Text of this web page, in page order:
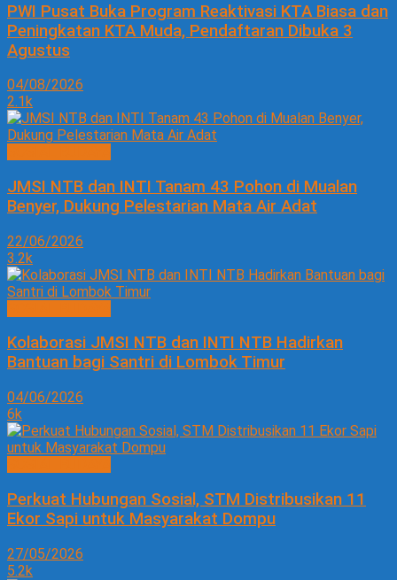
PWI Pusat Buka Program Reaktivasi KTA Biasa dan
Peningkatan KTA Muda, Pendaftaran Dibuka 3
Agustus
04/08/2026
2.1k
JMSI NTB dan INTI Tanam 43 Pohon di Mualan
Benyer, Dukung Pelestarian Mata Air Adat
22/06/2026
3.2k
Kolaborasi JMSI NTB dan INTI NTB Hadirkan
Bantuan bagi Santri di Lombok Timur
04/06/2026
6k
Perkuat Hubungan Sosial, STM Distribusikan 11
Ekor Sapi untuk Masyarakat Dompu
27/05/2026
5.2k